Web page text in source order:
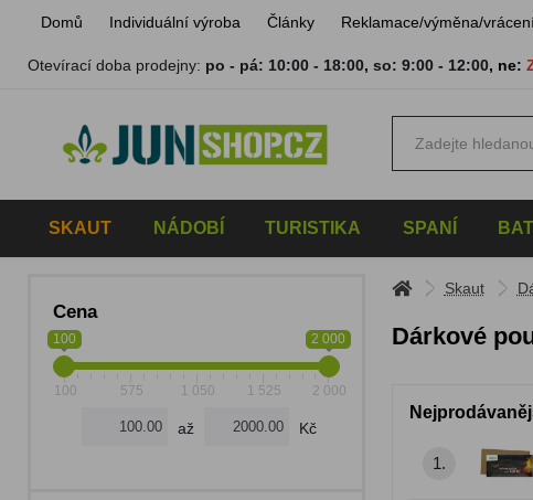
Domů Individuální výroba Články Reklamace/výměna/
Otevírací doba prodejny: po - pá: 10:00 - 18:00,so: 9:00 - 12:00, ne:
SKAUT NÁDOBÍ TURISTIKA SPANÍ
Cena
100 2 000
100 575 1 050 1 525 2 000
až Kč
Skaut
Dárkové
1.